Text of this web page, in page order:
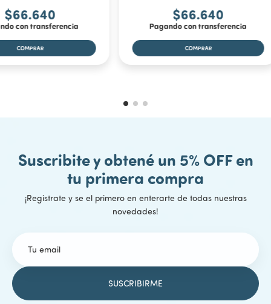
Peso máximo soportado:
Plegable:
Freno:Trasero de presión
$66.640
con transferencia
$66.640
Pagando con transferencia
Suscribite y obtené un 5% OFF en
tu primera compra
¡Registrate y se el primero en enterarte de todas nuestras
novedades!